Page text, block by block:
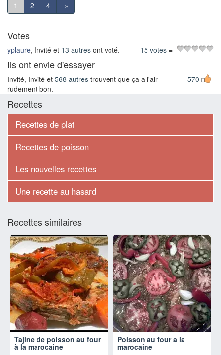
1 2 4 »
Votes
yplaure, Invité et 13 autres ont voté. =
15 votes
Ils ont envie d'essayer
570
Invité, Invité et 568 autres trouvent que ça a l'air
rudement bon.
Recettes
Recettes de plat
Recettes de poisson
Les nouvelles recettes
Une recette au hasard
Recettes similaires
Tajine de poisson au four
à la marocaine
Poisson au four a la
marocaine